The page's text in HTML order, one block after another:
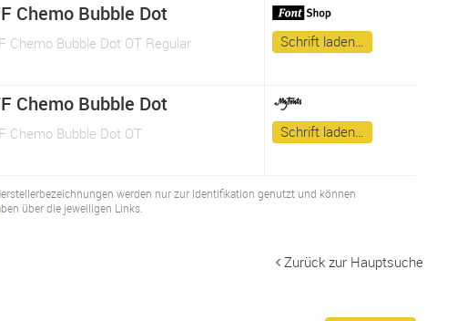
Chemo Bubble Dot
Chemo Bubble Dot OT Regular Schrift laden…
Chemo Bubble Dot
Chemo Bubble Dot OT Schrift laden…
werden nur zur Identifikation genutzt und können
über die jeweiligen Links.
Zurück zur Hauptsuche